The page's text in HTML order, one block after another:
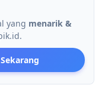
yang menarik &